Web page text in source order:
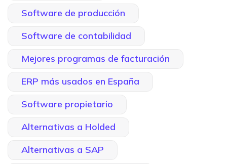
Software de producción
Software de contabilidad
Mejores programas de facturación
ERP más usados en España
Software propietario
Alternativas a Holded
Alternativas a SAP